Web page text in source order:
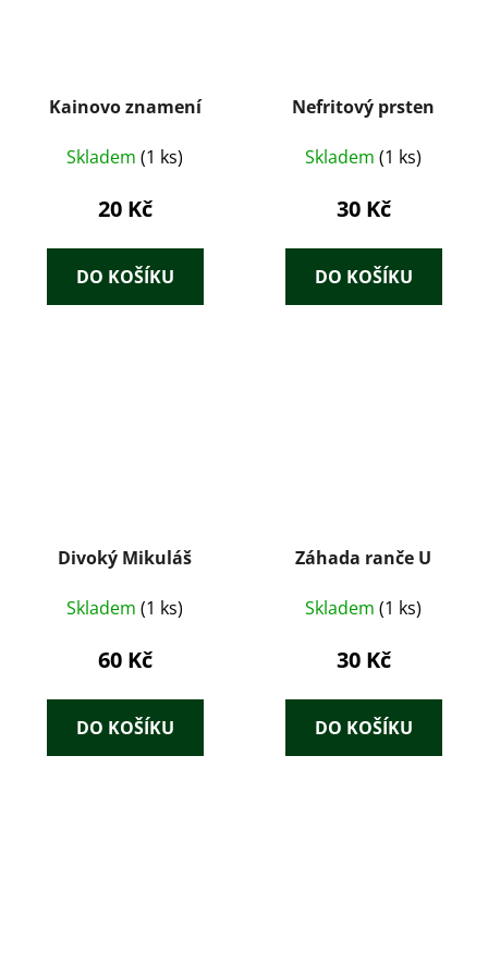
Kainovo znamení
Skladem (1 ks)
20 Kč
DO KOŠÍKU
Nefritový prsten
Skladem (1 ks)
30 Kč
DO KOŠÍKU
Divoký Mikuláš
Skladem (1 ks)
60 Kč
DO KOŠÍKU
Záhada ranče U
Skladem (1 ks)
30 Kč
DO KOŠÍKU